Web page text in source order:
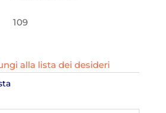
109
alla lista dei desideri